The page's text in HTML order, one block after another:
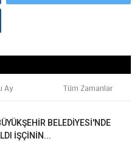
Ay Tüm Zamanlar
BELEDİYESİ'NDE
İŞÇİNİN...